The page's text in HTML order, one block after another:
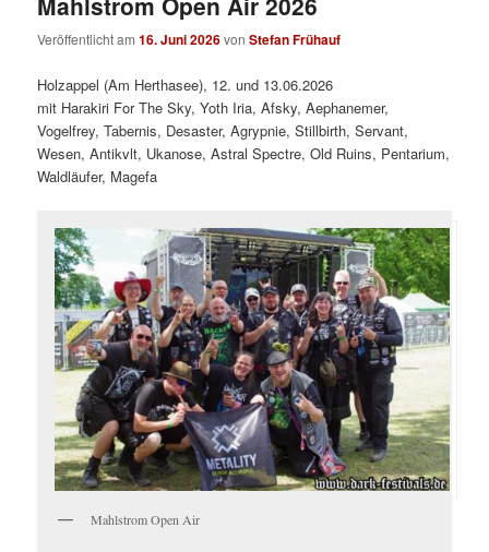
Veröffentlicht am16. Juni 2026vonStefan Frühauf
Holzappel (Am Herthasee), 12. und 13.06.2026
mit Harakiri For The Sky, Yoth Iria, Afsky, Aephanemer,
Vogelfrey, Tabernis, Desaster, Agrypnie, Stillbirth, Servant,
Wesen, Antikvlt, Ukanose, Astral Spectre, Old Ruins, Pentarium,
Waldläufer, Magefa
Mahlstrom Open Air